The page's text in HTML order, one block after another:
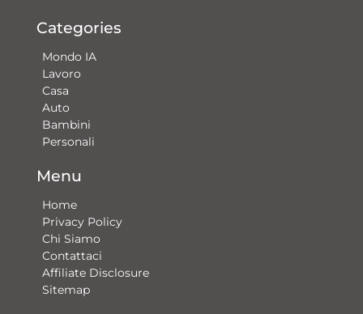
Categories
Mondo IA
Lavoro
Casa
Auto
Bambini
Personali
Menu
Home
Privacy Policy
Chi Siamo
Contattaci​
Affiliate Disclosure
Sitemap